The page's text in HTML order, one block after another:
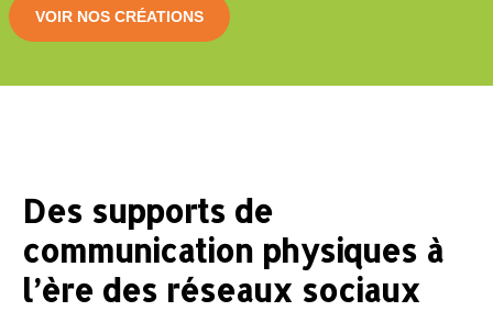
VOIR NOS CRÉATIONS
Des supports de
communication physiques à
l’ère des réseaux sociaux